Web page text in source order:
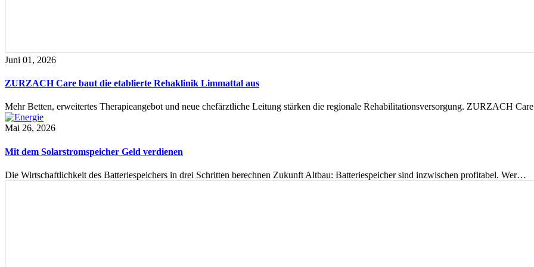
Juni 01, 2026
ZURZACH Care baut die etablierte Rehaklinik Limmattal aus
Mehr Betten, erweitertes Therapieangebot und neue chefärztliche Leitung stärken die regionale Rehabilitationsversorgung. ZURZACH
Mai 26, 2026
Mit dem Solarstromspeicher Geld verdienen
Die Wirtschaftlichkeit des Batteriespeichers in drei Schritten berechnen Zukunft Altbau: Batteriespeicher sind inzwischen profitabel. Wer…